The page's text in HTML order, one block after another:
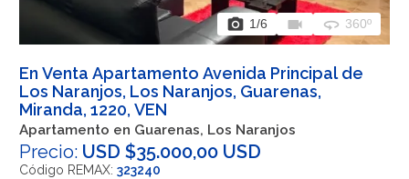
photo_camera 1/6 videocam 360 360º
En Venta Apartamento Avenida Principal de
Los Naranjos, Los Naranjos, Guarenas,
Miranda, 1220, VEN
Apartamento en Guarenas, Los Naranjos
Precio: USD $35.000,00 USD
Código REMAX: 323240